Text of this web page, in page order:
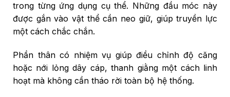
trong từng ứng dụng cụ thể. Những đầu móc này
được gắn vào vật thể cần neo giữ, giúp truyền lực
một cách chắc chắn.
Phần thân có nhiệm vụ giúp điều chỉnh độ căng
hoặc nới lỏng dây cáp, thanh giằng một cách linh
hoạt mà không cần tháo rời toàn bộ hệ thống.